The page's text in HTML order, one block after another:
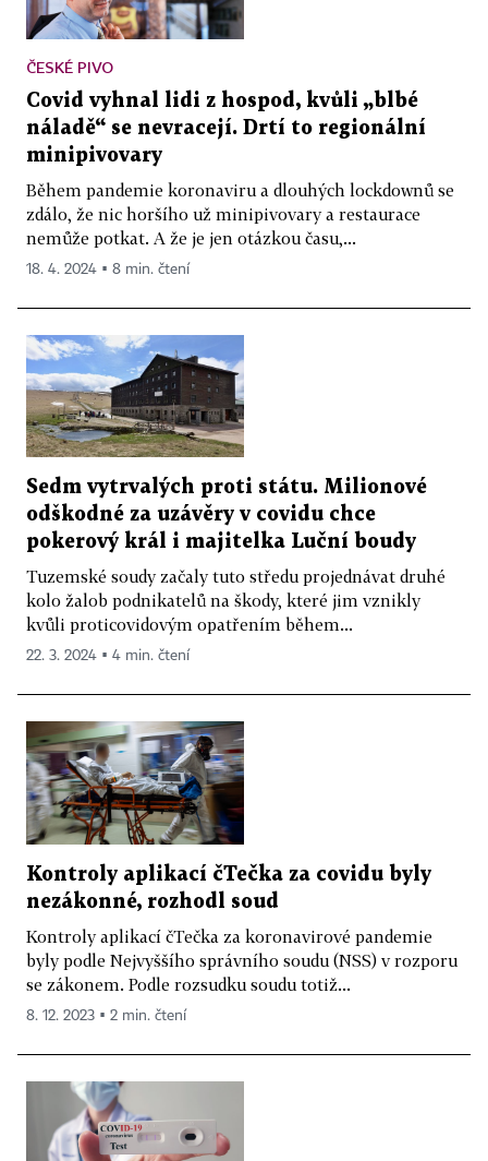
ČESKÉ PIVO
Covid vyhnal lidi z hospod, kvůli „blbé
náladě“ se nevracejí. Drtí to regionální
minipivovary
Během pandemie koronaviru a dlouhých lockdownů se
zdálo, že nic horšího už minipivovary a restaurace
nemůže potkat. A že je jen otázkou času,...
18. 4. 2024 ▪ 8 min. čtení
Sedm vytrvalých proti státu. Milionové
odškodné za uzávěry v covidu chce
pokerový král i majitelka Luční boudy
Tuzemské soudy začaly tuto středu projednávat druhé
kolo žalob podnikatelů na škody, které jim vznikly
kvůli proticovidovým opatřením během...
22. 3. 2024 ▪ 4 min. čtení
Kontroly aplikací čTečka za covidu byly
nezákonné, rozhodl soud
Kontroly aplikací čTečka za koronavirové pandemie
byly podle Nejvyššího správního soudu (NSS) v rozporu
se zákonem. Podle rozsudku soudu totiž...
8. 12. 2023 ▪ 2 min. čtení